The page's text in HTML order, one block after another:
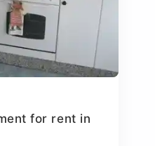
for rent in